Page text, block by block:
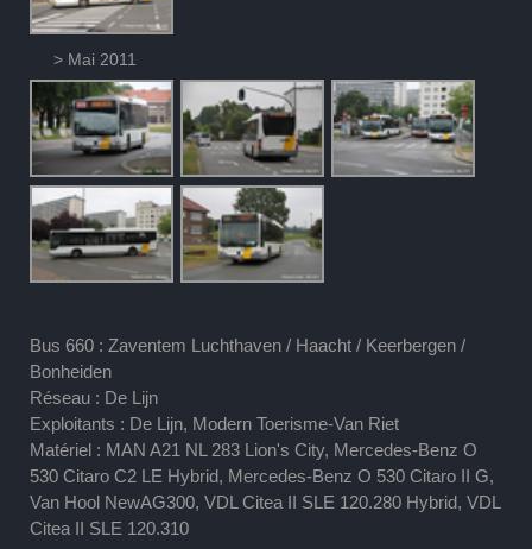
> Mai 2011
Bus 660 : Zaventem Luchthaven / Haacht / Keerbergen /
Bonheiden
Réseau : De Lijn
Exploitants : De Lijn, Modern Toerisme-Van Riet
Matériel : MAN A21 NL 283 Lion's City, Mercedes-Benz O
530 Citaro C2 LE Hybrid, Mercedes-Benz O 530 Citaro II G,
Van Hool NewAG300, VDL Citea II SLE 120.280 Hybrid, VDL
Citea II SLE 120.310